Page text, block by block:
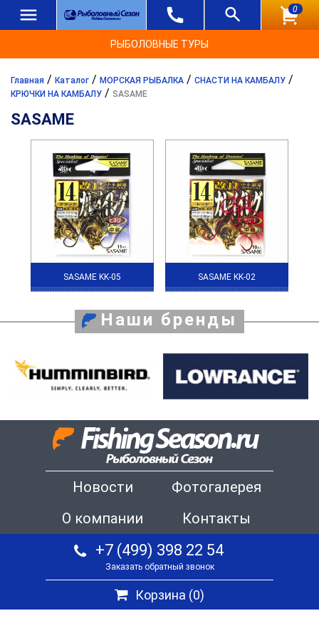
0
РЫБОЛОВНЫЕ ТУРЫ
Главная / Каталог / МОРСКАЯ РЫБАЛКА / СНАСТИ НА КАМБАЛУ /
КРЮЧКИ НА КАМБАЛУ / SASAME
SASAME
SASAME KK-05 SASAME KK-02
Наши бренды
Новости
Фотогалерея
О компании
Контакты
+7 (499) 398 22 54
Заказать обратный звонок
Корзина (0)